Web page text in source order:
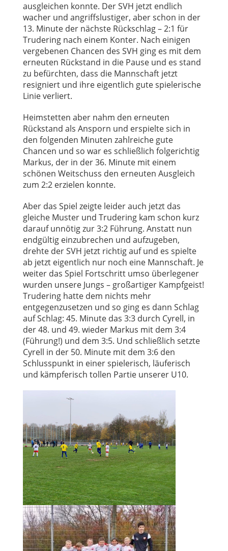
ausgleichen konnte. Der SVH jetzt endlich
wacher und angriffslustiger, aber schon in der
13. Minute der nächste Rückschlag – 2:1 für
Trudering nach einem Konter. Nach einigen
vergebenen Chancen des SVH ging es mit dem
erneuten Rückstand in die Pause und es stand
zu befürchten, dass die Mannschaft jetzt
resigniert und ihre eigentlich gute spielerische
Linie verliert.
Heimstetten aber nahm den erneuten
Rückstand als Ansporn und erspielte sich in
den folgenden Minuten zahlreiche gute
Chancen und so war es schließlich folgerichtig
Markus, der in der 36. Minute mit einem
schönen Weitschuss den erneuten Ausgleich
zum 2:2 erzielen konnte.
Aber das Spiel zeigte leider auch jetzt das
gleiche Muster und Trudering kam schon kurz
darauf unnötig zur 3:2 Führung. Anstatt nun
endgültig einzubrechen und aufzugeben,
drehte der SVH jetzt richtig auf und es spielte
ab jetzt eigentlich nur noch eine Mannschaft. Je
weiter das Spiel Fortschritt umso überlegener
wurden unsere Jungs – großartiger Kampfgeist!
Trudering hatte dem nichts mehr
entgegenzusetzen und so ging es dann Schlag
auf Schlag: 45. Minute das 3:3 durch Cyrell, in
der 48. und 49. wieder Markus mit dem 3:4
(Führung!) und dem 3:5. Und schließlich setzte
Cyrell in der 50. Minute mit dem 3:6 den
Schlusspunkt in einer spielerisch, läuferisch
und kämpferisch tollen Partie unserer U10.